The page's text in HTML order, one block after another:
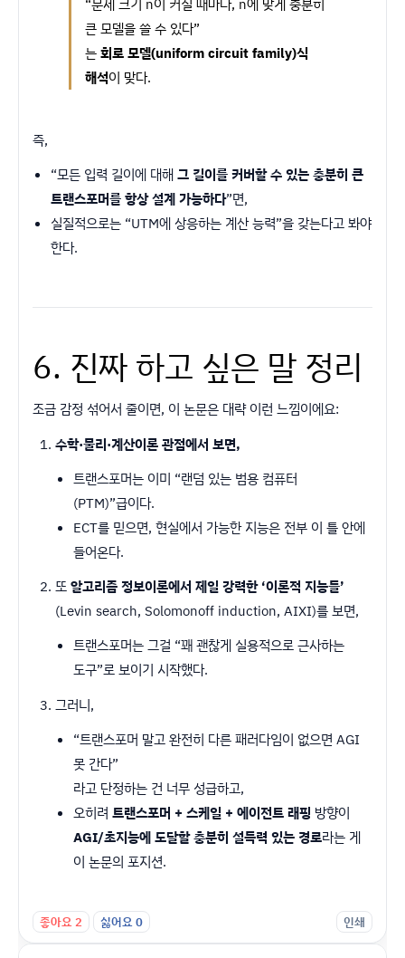
“문제 크기 n이 커질 때마다, n에 맞게 충분히
큰 모델을 쓸 수 있다”
는회로 모델(uniform circuit family)식
해석이 맞다.
즉,
“모든 입력 길이에 대해그 길이를 커버할 수 있는 충분히 큰
트랜스포머를 항상 설계 가능하다”면,
실질적으로는 “UTM에 상응하는 계산 능력”을 갖는다고 봐야
한다.
6. 진짜 하고 싶은 말 정리
조금 감정 섞어서 줄이면, 이 논문은 대략 이런 느낌이에요:
수학·물리·계산이론 관점에서 보면,
트랜스포머는 이미 “랜덤 있는 범용 컴퓨터
(PTM)”급이다.
ECT를 믿으면, 현실에서 가능한 지능은 전부 이 틀 안에
들어온다.
또알고리즘 정보이론에서 제일 강력한 ‘이론적 지능들’
(Levin search, Solomonoff induction, AIXI)를 보면,
트랜스포머는 그걸 “꽤 괜찮게 실용적으로 근사하는
도구”로 보이기 시작했다.
그러니,
“트랜스포머 말고 완전히 다른 패러다임이 없으면 AGI
못 간다”
라고 단정하는 건 너무 성급하고,
오히려 트랜스포머 + 스케일 + 에이전트 래핑 방향이
AGI/초지능에 도달할 충분히 설득력 있는 경로라는 게
이 논문의 포지션.
좋아요2 싫어요0 인쇄